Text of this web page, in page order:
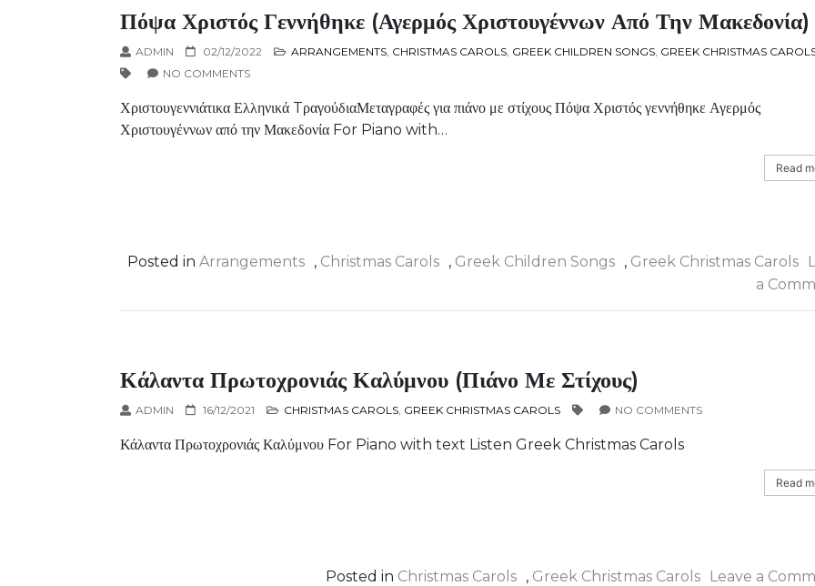
Πόψα Χριστός Γεννήθηκε (Αγερμός Χριστουγέννων Από Την Μακεδονία)
ADMIN 02/12/2022 ARRANGEMENTS, CHRISTMAS CAROLS, GREEK CHILDREN SONGS, GREEK CHRISTMAS
NO COMMENTS
Χριστουγεννιάτικα Ελληνικά TραγούδιαΜεταγραφές για πιάνο με στίχους Πόψα Χριστός γεννήθηκε Αγερμός
Χριστουγέννων από την Μακεδονία For Piano with…
Read
Posted in Arrangements , Christmas Carols , Greek Children Songs , Greek Christmas Carols
a
Κάλαντα Πρωτοχρονιάς Καλύμνου (πιάνο Με Στίχους)
ADMIN 16/12/2021 CHRISTMAS CAROLS, GREEK CHRISTMAS CAROLS NO COMMENTS
Κάλαντα Πρωτοχρονιάς Καλύμνου For Piano with text Listen Greek Christmas Carols
Read
Posted in Christmas Carols , Greek Christmas Carols Leave a